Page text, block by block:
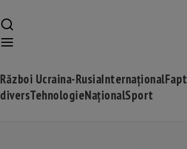
Război Ucraina-RusiaInternaționalFapt
diversTehnologieNaționalSport